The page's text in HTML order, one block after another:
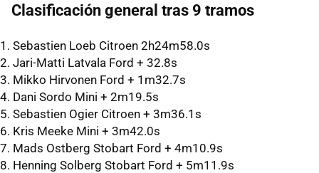
Clasificación general tras 9 tramos
1. Sebastien Loeb Citroen 2h24m58.0s
2. Jari-Matti Latvala Ford + 32.8s
3. Mikko Hirvonen Ford + 1m32.7s
4. Dani Sordo Mini + 2m19.5s
5. Sebastien Ogier Citroen + 3m36.1s
6. Kris Meeke Mini + 3m42.0s
7. Mads Ostberg Stobart Ford + 4m10.9s
8. Henning Solberg Stobart Ford + 5m11.9s